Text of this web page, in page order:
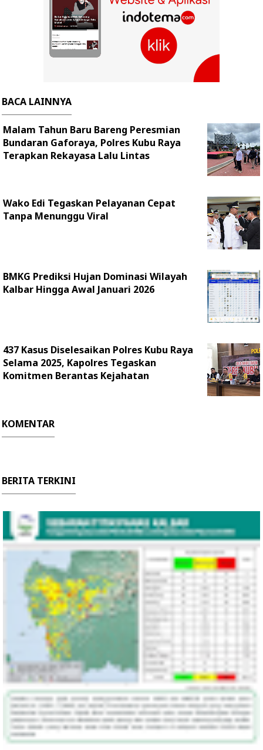
BACA LAINNYA
Malam Tahun Baru Bareng Peresmian
Bundaran Gaforaya, Polres Kubu Raya
Terapkan Rekayasa Lalu Lintas
Wako Edi Tegaskan Pelayanan Cepat
Tanpa Menunggu Viral
BMKG Prediksi Hujan Dominasi Wilayah
Kalbar Hingga Awal Januari 2026
437 Kasus Diselesaikan Polres Kubu Raya
Selama 2025, Kapolres Tegaskan
Komitmen Berantas Kejahatan
KOMENTAR
BERITA TERKINI